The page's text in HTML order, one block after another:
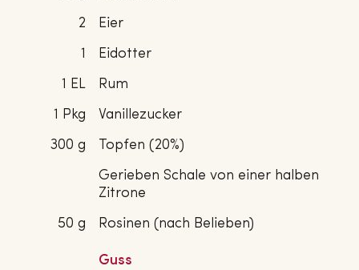
2
Eier
1
Eidotter
1 EL
Rum
1 Pkg
Vanillezucker
300 g
Topfen (20%)
Gerieben Schale von einer halben
Zitrone
50 g
Rosinen (nach Belieben)
Guss